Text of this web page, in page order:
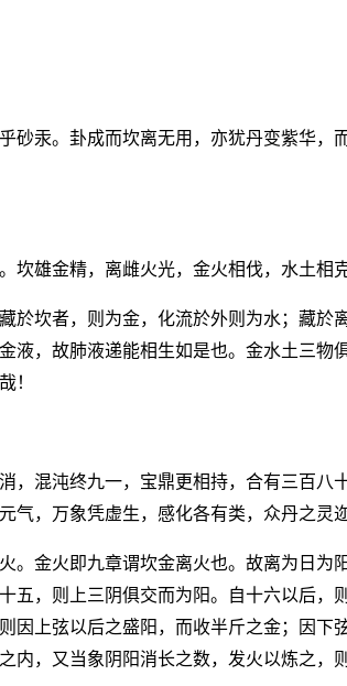
砂汞。卦成而坎离无用，亦犹丹变紫华
雄金精，离雌火光，金火相伐，水土相
於坎者，则为金，化流於外则为水；藏
液，故肺液递能相生如是也。金水土三
！
，混沌终九一，宝鼎更相持，合有三百
，万象凭虚生，感化各有类，众丹之灵
。金火即九章谓坎金离火也。故离为日
，则上三阴俱交而为阳。自十六以后
因上弦以后之盛阳，而收半斤之金；因
，又当象阴阳消长之数，发火以炼之，